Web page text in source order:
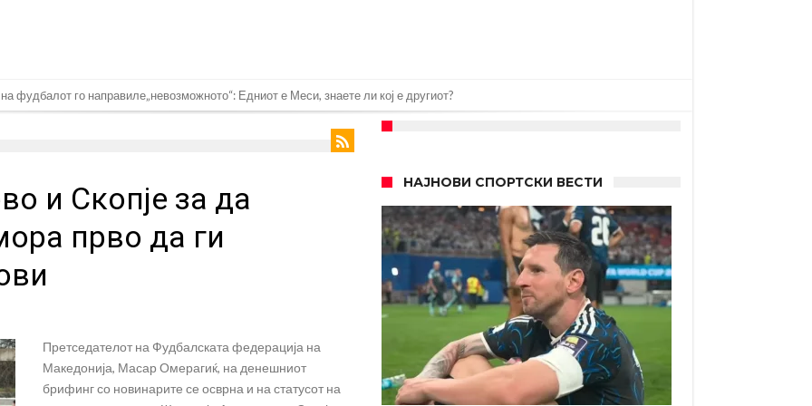
потег!
како никој никогаш го понижи Реал, подобро да не доаѓа во Мадрид!
Интер нема доволно средства, Атлетико ја следи ситуацијата
– трансфер вреден 21 милион евра
Сити за 50 милиони евра
со Ливерпул
и Скопје за да
прво да ги
Претседателот на Фудбалската федерација на
Македонија, Масар Омерагиќ, на денешниот
брифинг со новинарите се осврна и на статусот на
НАЈНОВИ СПОРТСКИ ВЕСТИ